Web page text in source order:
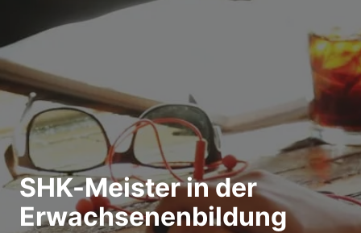
SHK-Meister in der
Erwachsenenbildung